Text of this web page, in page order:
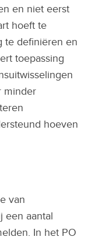
en niet eerst
hoeft te
te definiëren en
toepassing
minder
hoeven
van
een aantal
In het PO